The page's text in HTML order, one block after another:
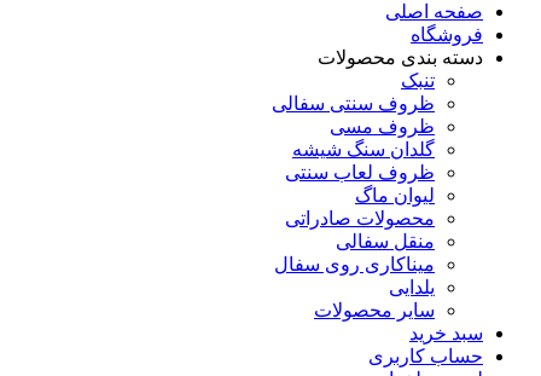
صفحه اصلی
فروشگاه
دسته بندی محصولات
تنبک
ظروف سنتی سفالی
ظروف مسی
گلدان سنگ شیشه
ظروف لعاب سنتی
لیوان ماگ
محصولات صادراتی
منقل سفالی
میناکاری روی سفال
یلدایی
سایر محصولات
سبد خرید
حساب کاربری